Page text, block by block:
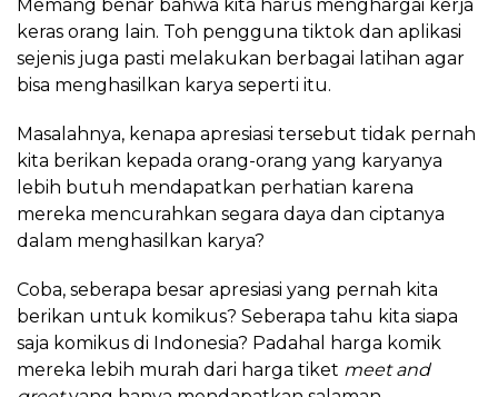
Memang benar bahwa kita harus menghargai kerja
keras orang lain. Toh pengguna tiktok dan aplikasi
sejenis juga pasti melakukan berbagai latihan agar
bisa menghasilkan karya seperti itu.
Masalahnya, kenapa apresiasi tersebut tidak pernah
kita berikan kepada orang-orang yang karyanya
lebih butuh mendapatkan perhatian karena
mereka mencurahkan segara daya dan ciptanya
dalam menghasilkan karya?
Coba, seberapa besar apresiasi yang pernah kita
berikan untuk komikus? Seberapa tahu kita siapa
saja komikus di Indonesia? Padahal harga komik
mereka lebih murah dari harga tiket meet and